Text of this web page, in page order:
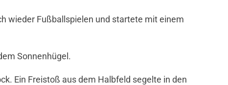
wieder Fußballspielen und startete mit einem
Sonnenhügel.
Ein Freistoß aus dem Halbfeld segelte in den